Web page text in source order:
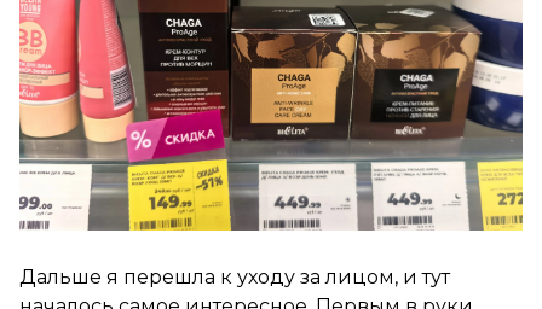
Дальше я перешла к уходу за лицом, и тут